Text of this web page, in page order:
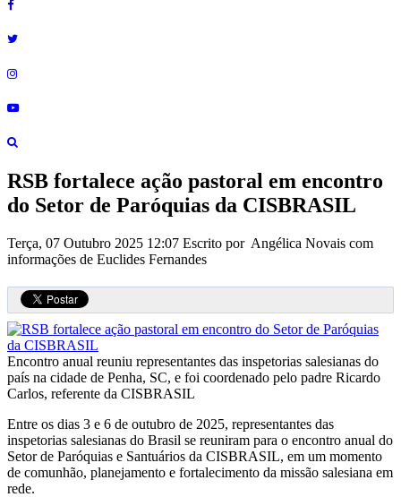
RSB fortalece ação pastoral em encontro
do Setor de Paróquias da CISBRASIL
Terça, 07 Outubro 2025 12:07 Escrito por Angélica Novais com
informações de Euclides Fernandes
Encontro anual reuniu representantes das inspetorias salesianas do
país na cidade de Penha, SC, e foi coordenado pelo padre Ricardo
Carlos, referente da CISBRASIL
Entre os dias 3 e 6 de outubro de 2025, representantes das
inspetorias salesianas do Brasil se reuniram para o encontro anual do
Setor de Paróquias e Santuários da CISBRASIL, em um momento
de comunhão, planejamento e fortalecimento da missão salesiana em
rede.